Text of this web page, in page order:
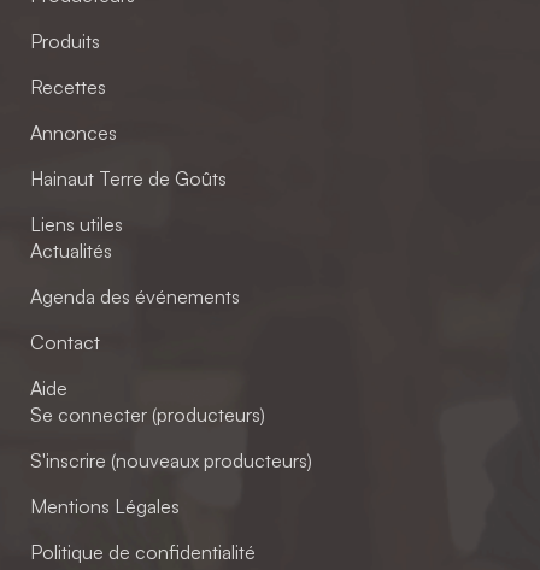
Produits
Recettes
Annonces
Hainaut Terre de Goûts
Liens utiles
Actualités
Agenda des événements
Contact
Aide
Se connecter (producteurs)
S'inscrire (nouveaux producteurs)
Mentions Légales
Politique de confidentialité